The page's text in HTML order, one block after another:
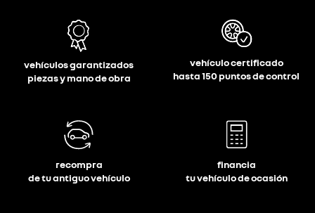
vehículos garantizados
piezas y mano de obra
vehículo certificado
hasta 150 puntos de control
recompra
de tu antiguo vehículo
financia
tu vehículo de ocasión